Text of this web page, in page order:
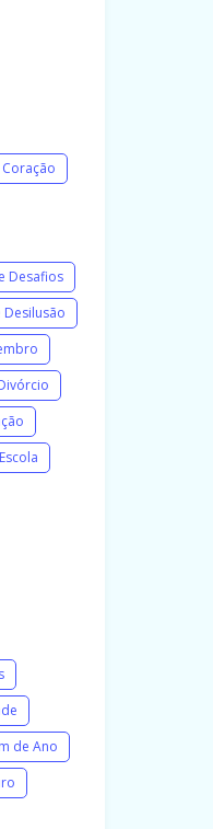
Desafios
Desilusão
de Ano